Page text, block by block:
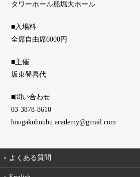
タワーホール船堀大ホール
■入場料
全席自由席6000円
■主催
坂東登喜代
■問い合わせ
03-3878-8610
hougakuhoubu.academy@gmail.com
よくある質問